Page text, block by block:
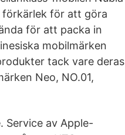
förkärlek för att göra
för att packa in
mobilmärken
tack vare deras
Neo, NO.01,
Service av Apple-